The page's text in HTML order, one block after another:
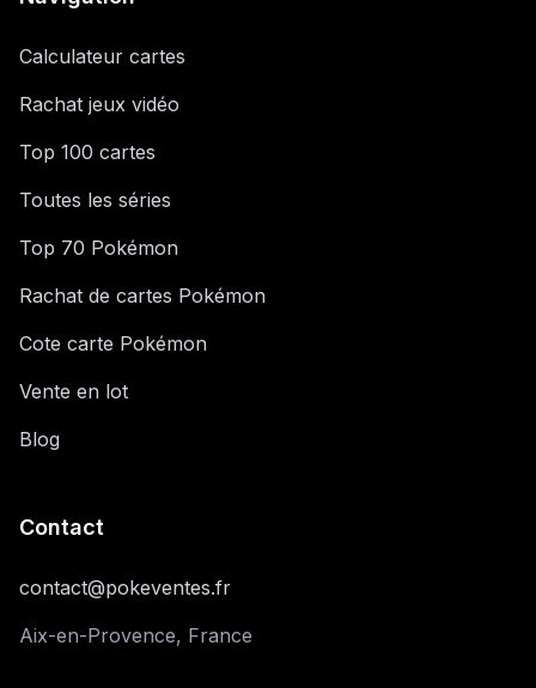
Calculateur cartes
Rachat jeux vidéo
Top 100 cartes
Toutes les séries
Top 70 Pokémon
Rachat de cartes Pokémon
Cote carte Pokémon
Vente en lot
Blog
Contact
contact@pokeventes.fr
Aix-en-Provence, France